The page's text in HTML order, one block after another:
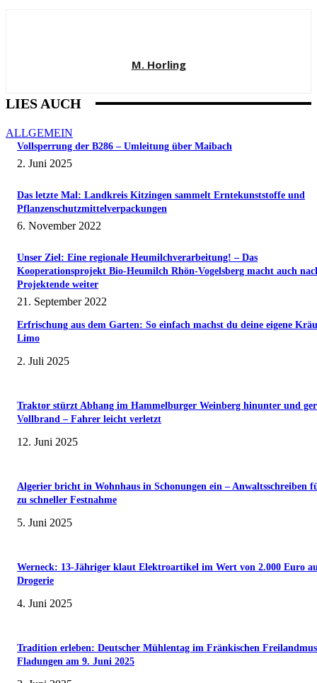
M. Horling
LIES AUCH
ALLGEMEIN
Vollsperrung der B286 – Umleitung über Maibach
2. Juni 2025
Das letzte Mal: Landkreis Kitzingen sammelt Erntekunststoffe und
Pflanzenschutzmittelverpackungen
6. November 2022
Unser Ziel: Eine regionale Heumilchverarbeitung! – Das
Kooperationsprojekt Bio-Heumilch Rhön-Vogelsberg macht auch
Projektende weiter
21. September 2022
Erfrischung aus dem Garten: So einfach machst du deine eigene
Limo
2. Juli 2025
Traktor stürzt Abhang im Hammelburger Weinberg hinunter und
Vollbrand – Fahrer leicht verletzt
12. Juni 2025
Algerier bricht in Wohnhaus in Schonungen ein – Anwaltsschreiben
zu schneller Festnahme
5. Juni 2025
Werneck: 13-Jähriger klaut Elektroartikel im Wert von 2.000 Euro
Drogerie
4. Juni 2025
Tradition erleben: Deutscher Mühlentag im Fränkischen
Fladungen am 9. Juni 2025